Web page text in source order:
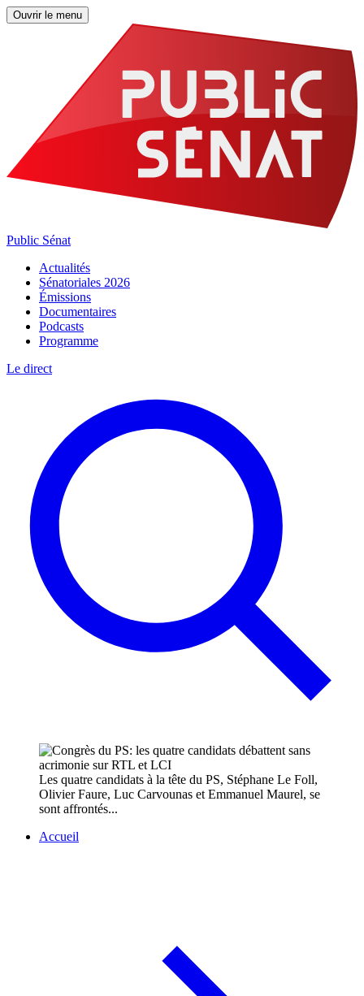
Ouvrir le menu
Public Sénat
Actualités
Sénatoriales 2026
Émissions
Documentaires
Podcasts
Programme
Le direct
Les quatre candidats à la tête du PS, Stéphane Le Foll,
Olivier Faure, Luc Carvounas et Emmanuel Maurel, se
sont affrontés...
Accueil